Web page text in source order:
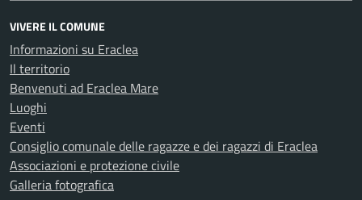
VIVERE IL COMUNE
Informazioni su Eraclea
Il territorio
Benvenuti ad Eraclea Mare
Luoghi
Eventi
Consiglio comunale delle ragazze e dei ragazzi di Eraclea
Associazioni e protezione civile
Galleria fotografica